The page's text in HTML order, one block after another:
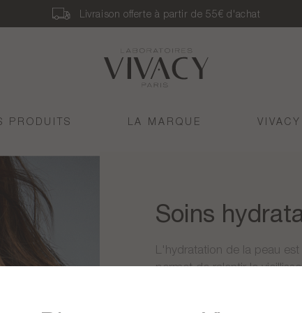
Livraison offerte à partir de 55€ d'achat
PRODUITS LA MARQUE
Soins
L'hydratation de la peau
permet de ralentir le